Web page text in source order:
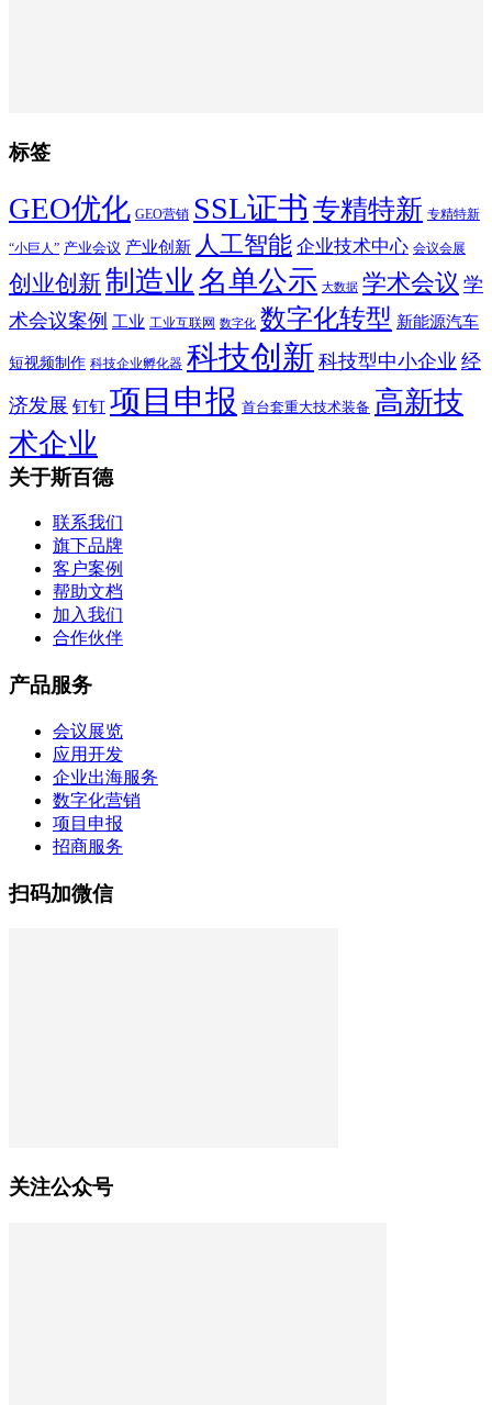
标签
GEO优化 GEO营销 SSL证书 专精特新 专精特新
“小巨人” 产业会议 产业创新 人工智能 企业技术中心 会议会展
创业创新制造业 名单公示 大数据 学术会议 学
术会议案例 工业 工业互联网 数字化 数字化转型 新能源汽车
短视频制作 科技企业孵化器 科技创新 科技型中小企业 经
济发展 钉钉 项目申报 首台套重大技术装备 高新技
术企业
关于斯百德
联系我们
旗下品牌
客户案例
帮助文档
加入我们
合作伙伴
产品服务
会议展览
应用开发
企业出海服务
数字化营销
项目申报
招商服务
扫码加微信
关注公众号